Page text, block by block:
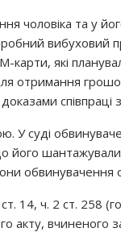
чоловіка та у
вибуховий
карти, які
отримання
У суді
його
обвинувачення
14, ч. 2 ст. 258
акту,